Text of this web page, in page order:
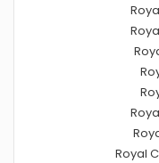
Royal